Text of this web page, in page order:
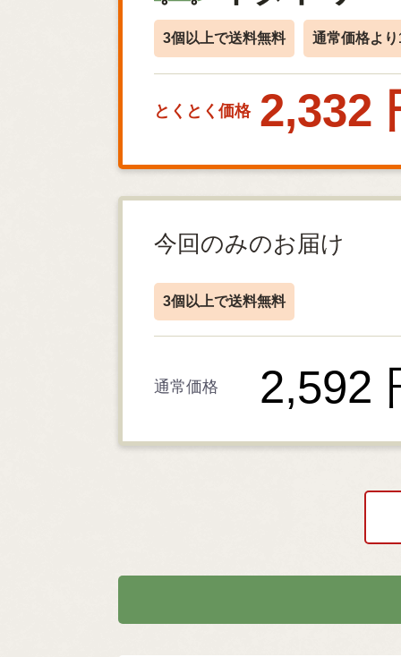
3個以上で送料無料 通常価格よ
とくとく価格 2,332
今回のみのお届け
3個以上で送料無料
通常価格 2,592